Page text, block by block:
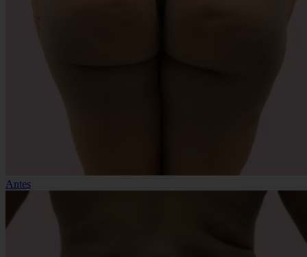
Antes